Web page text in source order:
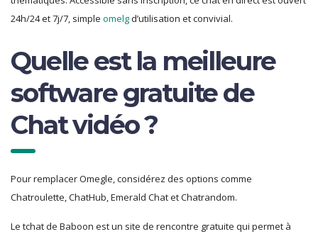
24h/24 et 7j/7, simple omelgd’utilisation et convivial.
Quelle est la meilleure
software gratuite de
Chat vidéo ?
Pour remplacer Omegle, considérez des options comme
Chatroulette, ChatHub, Emerald Chat et Chatrandom.
Le tchat de Baboon est un site de rencontre gratuite qui permet à